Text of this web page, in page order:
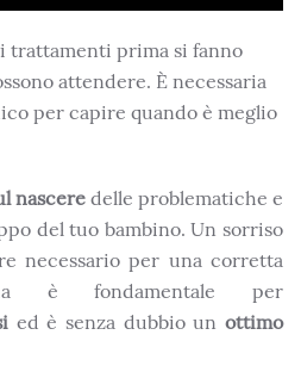
trattamenti prima si fanno
attendere. È necessaria
per capire quando è meglio
nascere delle problematiche e
del tuo bambino. Un sorriso
necessario per una corretta
è fondamentale per
ed è senza dubbio unottimo